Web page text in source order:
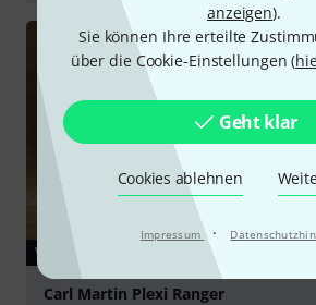
anzeigen).
Sie können Ihre erteilte
über die Cookie-Einstellungen (
Geht klar
Cookies ablehnen
Impressum ·
VIDEO
Carl Martin Plexi Ranger